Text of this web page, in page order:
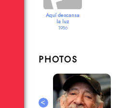
Aquí descansa
la luz
1986
PHOTOS
<